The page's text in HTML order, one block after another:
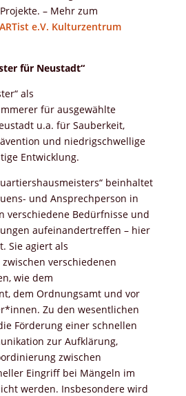
– Mehr zum
ARTist e.V. Kulturzentrum
für Neustadt“
als
für ausgewählte
u.a. für Sauberkeit,
und niedrigschwellige
Entwicklung.
beinhaltet
und Ansprechperson in
verschiedene Bedürfnisse und
aufeinandertreffen – hier
Sie agiert als
verschiedenen
wie dem
dem Ordnungsamt und vor
Zu den wesentlichen
Förderung einer schnellen
zur Aufklärung,
zwischen
Eingriff bei Mängeln im
werden. Insbesondere wird